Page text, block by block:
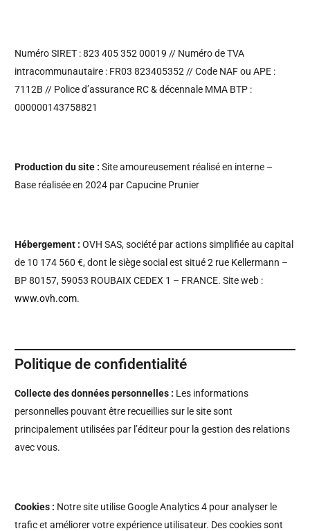
Numéro SIRET : 823 405 352 00019 // Numéro de TVA
intracommunautaire : FR03 823405352 // Code NAF ou APE :
7112B // Police d’assurance RC & décennale MMA BTP :
000000143758821
Production du site : Site amoureusement réalisé en interne –
Base réalisée en 2024 par Capucine Prunier
Hébergement : OVH SAS, société par actions simplifiée au capital
de 10 174 560 €, dont le siège social est situé 2 rue Kellermann –
BP 80157, 59053 ROUBAIX CEDEX 1 – FRANCE. Site web :
www.ovh.com.
Politique de confidentialité
Collecte des données personnelles : Les informations
personnelles pouvant être recueillies sur le site sont
principalement utilisées par l’éditeur pour la gestion des relations
avec vous.
Cookies : Notre site utilise Google Analytics 4 pour analyser le
trafic et améliorer votre expérience utilisateur. Des cookies sont